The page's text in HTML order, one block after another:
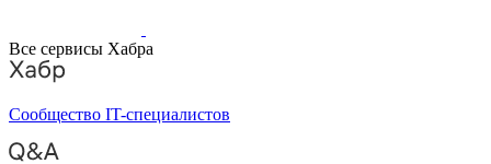
Все сервисы Хабра
Сообщество IT-специалистов